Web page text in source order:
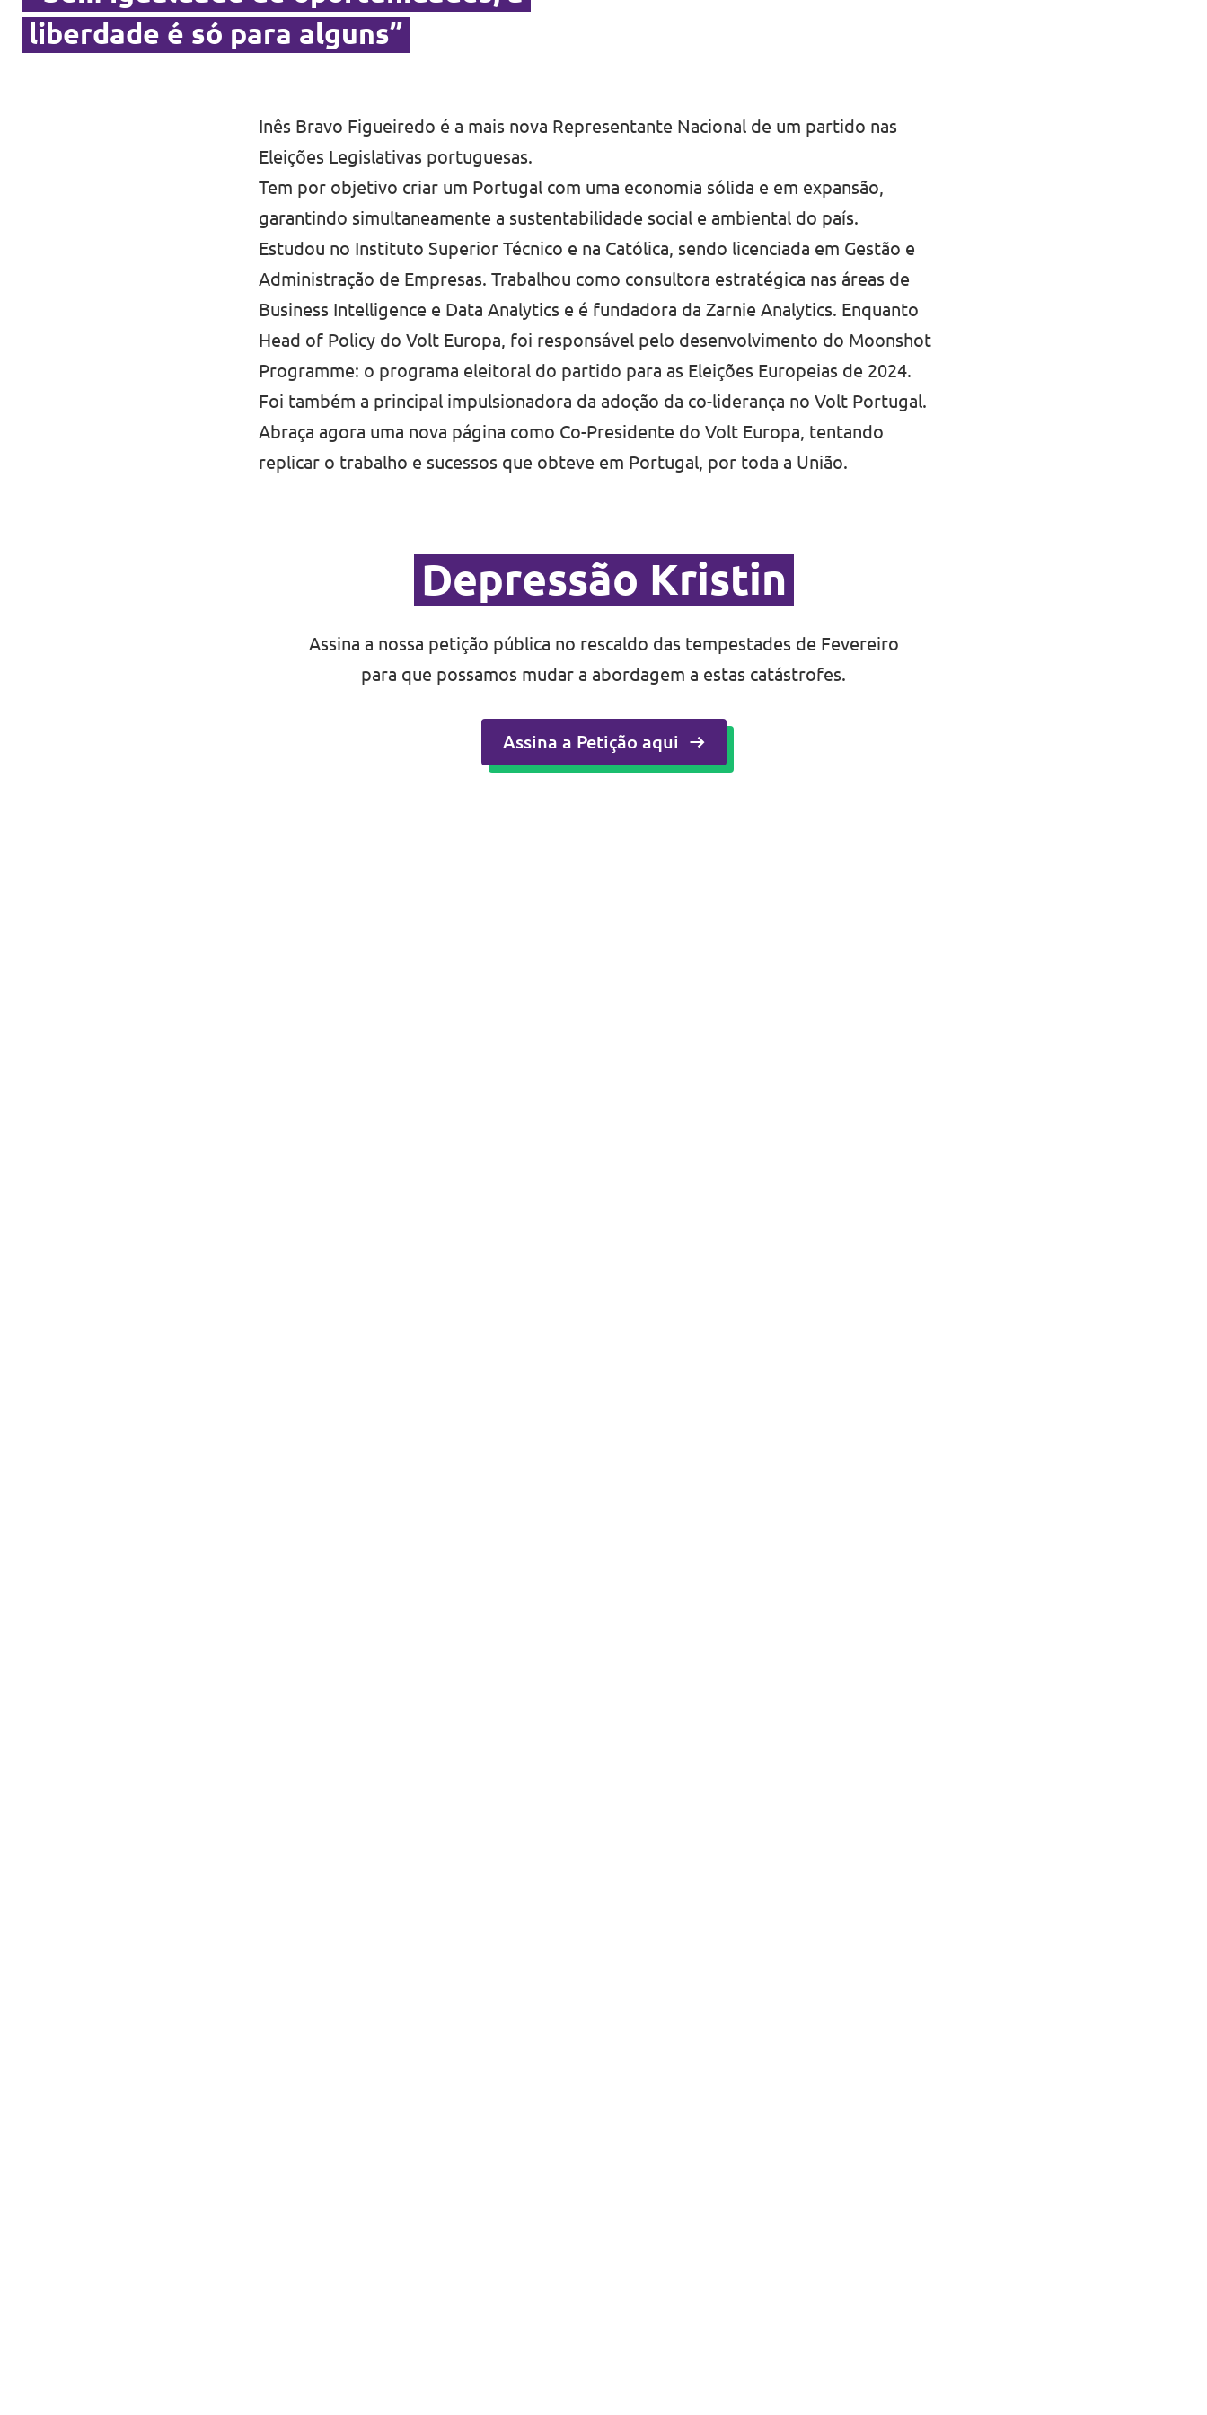
liberdade é só para alguns”
Inês Bravo Figueiredo é a mais nova Representante Nacional de um partido nas
Eleições Legislativas portuguesas.
Tem por objetivo criar um Portugal com uma economia sólida e em expansão,
garantindo simultaneamente a sustentabilidade social e ambiental do país.
Estudou no Instituto Superior Técnico e na Católica, sendo licenciada em Gestão e
Administração de Empresas. Trabalhou como consultora estratégica nas áreas de
Business Intelligence e Data Analytics e é fundadora da Zarnie Analytics. Enquanto
Head of Policy do Volt Europa, foi responsável pelo desenvolvimento do Moonshot
Programme: o programa eleitoral do partido para as Eleições Europeias de 2024.
Foi também a principal impulsionadora da adoção da co-liderança no Volt Portugal.
Abraça agora uma nova página como Co-Presidente do Volt Europa, tentando
replicar o trabalho e sucessos que obteve em Portugal, por toda a União.
Depressão Kristin
Assina a nossa petição pública no rescaldo das tempestades de Fevereiro
para que possamos mudar a abordagem a estas catástrofes.
Assina a Petição aqui